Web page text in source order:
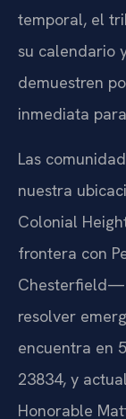
temporal, el
su calendario
demuestren
inmediata
Las
nuestra
Colonial
frontera con
Chesterfield—
resolver
encuentra en
23834, y
Honorable